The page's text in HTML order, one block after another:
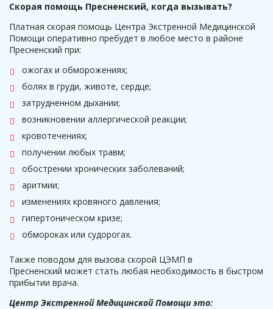
Скорая помощь Пресненский, когда вызывать?
Платная скорая помощь Центра Экстренной Медицинской
Помощи оперативно пребудет в любое место в районе
Пресненский при:
ожогах и обморожениях;
болях в груди, животе, сердце;
затрудненном дыхании;
возникновении аллергической реакции;
кровотечениях;
получении любых травм;
обострении хронических заболеваний;
аритмии;
изменениях кровяного давления;
гипертоническом кризе;
обмороках или судорогах.
Также поводом для вызова скорой ЦЭМП в
Пресненский может стать любая необходимость в быстром
прибытии врача.
Центр Экстренной Медицинской Помощи это: